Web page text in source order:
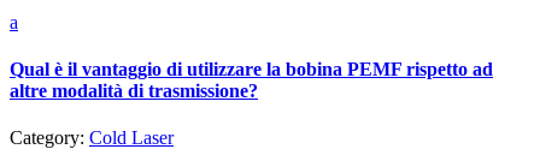
a
Qual è il vantaggio di utilizzare la bobina PEMF rispetto ad
altre modalità di trasmissione?
Category: Cold Laser